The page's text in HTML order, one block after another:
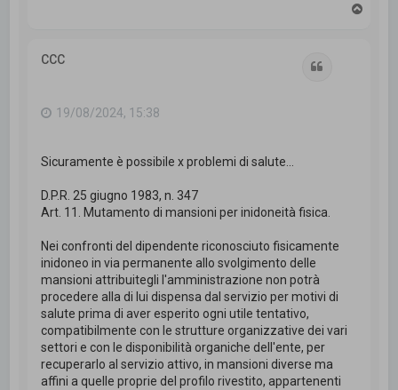
CCC
19/08/2024, 15:38
Sicuramente è possibile x problemi di salute...
D.P.R. 25 giugno 1983, n. 347
Art. 11. Mutamento di mansioni per inidoneità fisica.
Nei confronti del dipendente riconosciuto fisicamente
inidoneo in via permanente allo svolgimento delle
mansioni attribuitegli l'amministrazione non potrà
procedere alla di lui dispensa dal servizio per motivi di
salute prima di aver esperito ogni utile tentativo,
compatibilmente con le strutture organizzative dei vari
settori e con le disponibilità organiche dell'ente, per
recuperarlo al servizio attivo, in mansioni diverse ma
affini a quelle proprie del profilo rivestito, appartenenti